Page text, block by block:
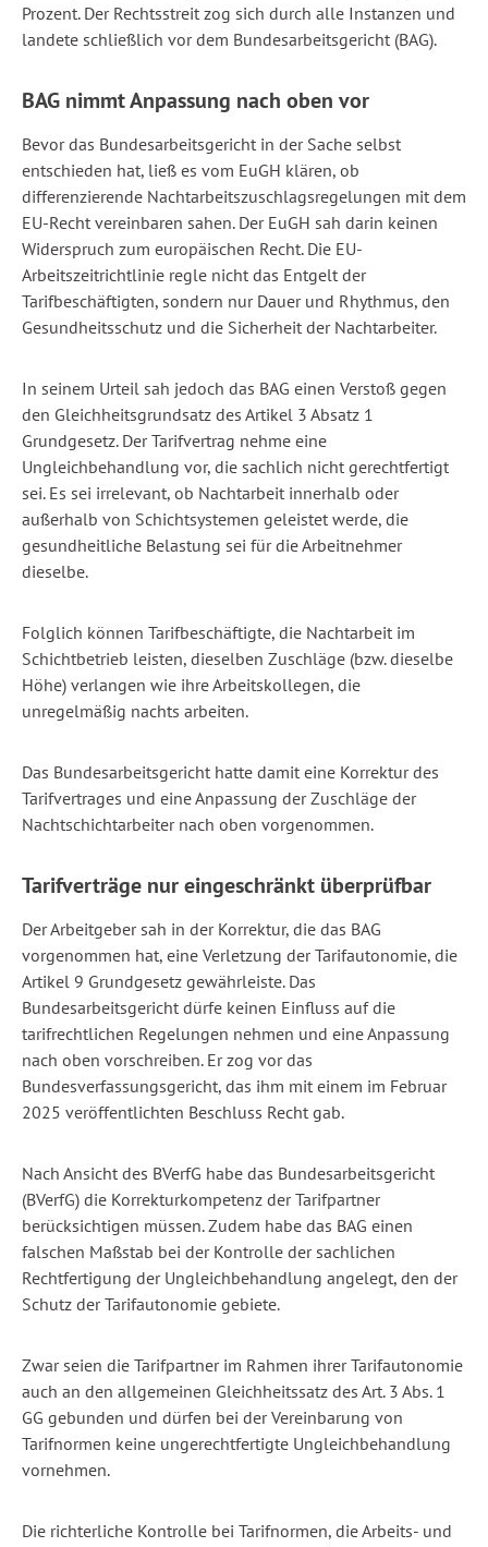
Prozent. Der Rechtsstreit zog sich durch alle Instanzen und
landete schließlich vor dem Bundesarbeitsgericht (BAG).
BAG nimmt Anpassung nach oben vor
Bevor das Bundesarbeitsgericht in der Sache selbst
entschieden hat, ließ es vom EuGH klären, ob
differenzierende Nachtarbeitszuschlagsregelungen mit dem
EU-Recht vereinbaren sahen. Der EuGH sah darin keinen
Widerspruch zum europäischen Recht. Die EU-
Arbeitszeitrichtlinie regle nicht das Entgelt der
Tarifbeschäftigten, sondern nur Dauer und Rhythmus, den
Gesundheitsschutz und die Sicherheit der Nachtarbeiter.
In seinem Urteil sah jedoch das BAG einen Verstoß gegen
den Gleichheitsgrundsatz des Artikel 3 Absatz 1
Grundgesetz. Der Tarifvertrag nehme eine
Ungleichbehandlung vor, die sachlich nicht gerechtfertigt
sei. Es sei irrelevant, ob Nachtarbeit innerhalb oder
außerhalb von Schichtsystemen geleistet werde, die
gesundheitliche Belastung sei für die Arbeitnehmer
dieselbe.
Folglich können Tarifbeschäftigte, die Nachtarbeit im
Schichtbetrieb leisten, dieselben Zuschläge (bzw. dieselbe
Höhe) verlangen wie ihre Arbeitskollegen, die
unregelmäßig nachts arbeiten.
Das Bundesarbeitsgericht hatte damit eine Korrektur des
Tarifvertrages und eine Anpassung der Zuschläge der
Nachtschichtarbeiter nach oben vorgenommen.
Tarifverträge nur eingeschränkt überprüfbar
Der Arbeitgeber sah in der Korrektur, die das BAG
vorgenommen hat, eine Verletzung der Tarifautonomie, die
Artikel 9 Grundgesetz gewährleiste. Das
Bundesarbeitsgericht dürfe keinen Einfluss auf die
tarifrechtlichen Regelungen nehmen und eine Anpassung
nach oben vorschreiben. Er zog vor das
Bundesverfassungsgericht, das ihm mit einem im Februar
2025 veröffentlichten Beschluss Recht gab.
Nach Ansicht des BVerfG habe das Bundesarbeitsgericht
(BVerfG) die Korrekturkompetenz der Tarifpartner
berücksichtigen müssen. Zudem habe das BAG einen
falschen Maßstab bei der Kontrolle der sachlichen
Rechtfertigung der Ungleichbehandlung angelegt, den der
Schutz der Tarifautonomie gebiete.
Zwar seien die Tarifpartner im Rahmen ihrer Tarifautonomie
auch an den allgemeinen Gleichheitssatz des Art. 3 Abs. 1
GG gebunden und dürfen bei der Vereinbarung von
Tarifnormen keine ungerechtfertigte Ungleichbehandlung
vornehmen.
Die richterliche Kontrolle bei Tarifnormen, die Arbeits- und